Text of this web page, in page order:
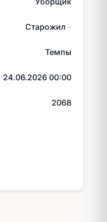
Старожил —
Темпы
24.06.2026 00:00
2068